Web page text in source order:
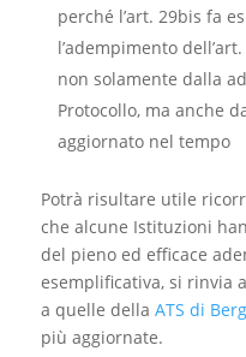
perché l’art. 29bis fa
l’adempimento
non solamente dalla
Protocollo, ma anche
aggiornato nel tempo
Potrà risultare utile
che alcune Istituzioni
del pieno ed efficace
esemplificativa, si rinvia
a quelle della ATS di
più aggiornate.